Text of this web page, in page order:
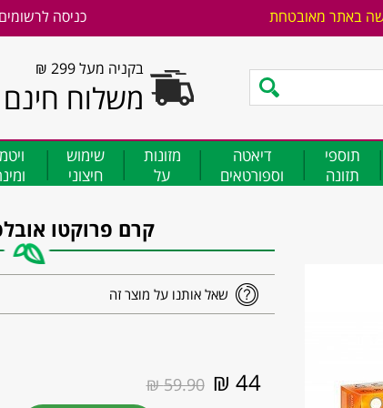
באתר מאובטחת כניסה לרשומים
בקניה מעל 299 ₪
משלוח חינם
תוספי
תזונה
דיאטה
וספורטאים
מזונות
על
שימוש
חיצוני
קרם פרוקטו
שאל אותנו על מוצר זה
44 ₪
59.90 ₪